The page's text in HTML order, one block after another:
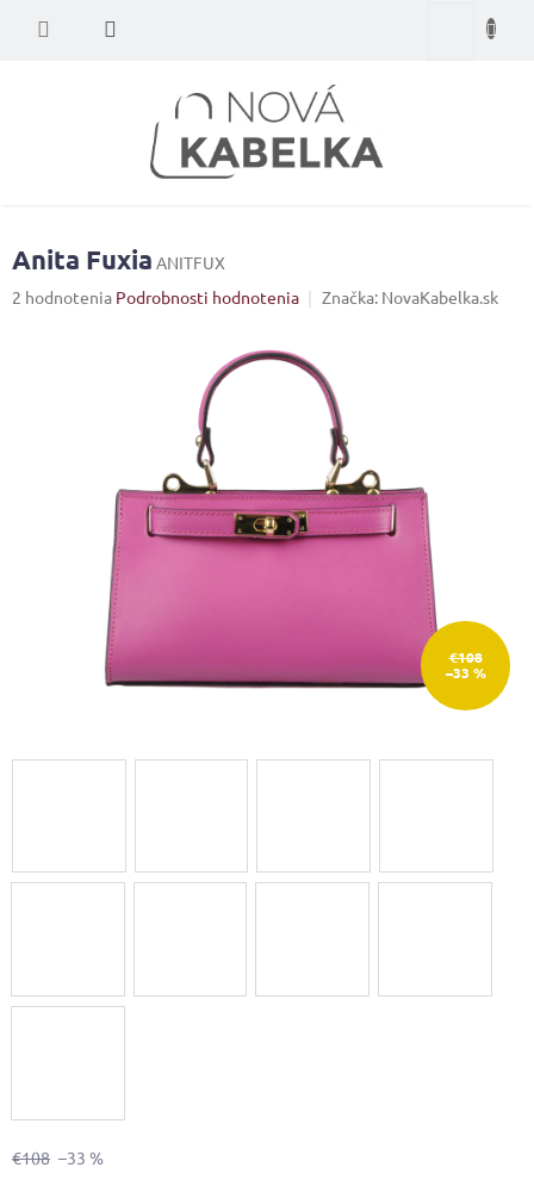
Nákupný
Anita Fuxia ANITFUX
Priemerné
2 hodnotenia Podrobnosti hodnotenia Značka: NovaKabelka.sk
€108
–33 %
€108 –33 %